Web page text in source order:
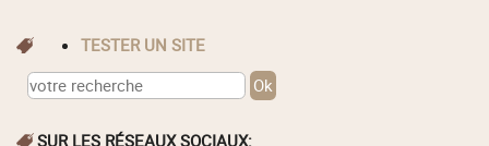
TESTER UN SITE
SUR LES RÉSEAUX SOCIAUX: